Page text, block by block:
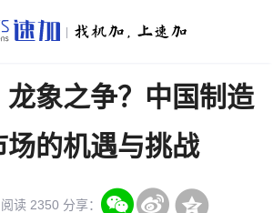
龙象之争？中国制造
场的机遇与挑战
阅读 2350 分享：